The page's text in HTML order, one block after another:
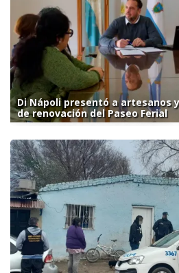
Di Nápoli presentó a artesanos
de renovación del Paseo Ferial